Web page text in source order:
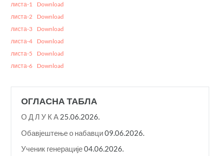
листа-1
Download
листа-2
Download
листа-3
Download
листа-4
Download
листа-5
Download
листа-6
Download
ОГЛАСНА ТАБЛА
О Д Л У К A 25.06.2026.
Обавјештење о набавци09.06.2026.
Ученик генерације04.06.2026.